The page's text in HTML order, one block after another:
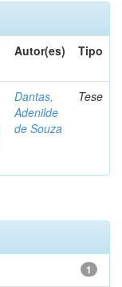
Autor(es) Tipo
Dantas,
Adenilde
de Souza
Tese
1